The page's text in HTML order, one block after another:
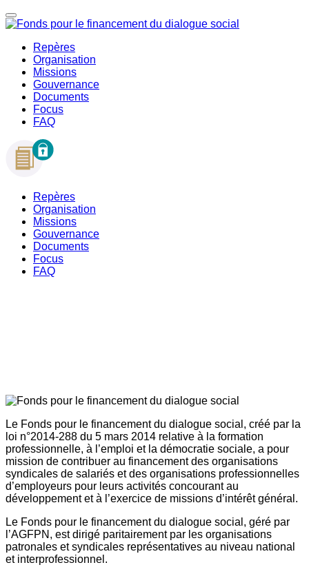
Repères
Organisation
Missions
Gouvernance
Documents
Focus
FAQ
Repères
Organisation
Missions
Gouvernance
Documents
Focus
FAQ
Le Fonds pour le financement du dialogue social, créé par la
loi n°2014-288 du 5 mars 2014 relative à la formation
professionnelle, à l’emploi et la démocratie sociale, a pour
mission de contribuer au financement des organisations
syndicales de salariés et des organisations professionnelles
d’employeurs pour leurs activités concourant au
développement et à l’exercice de missions d’intérêt général.
Le Fonds pour le financement du dialogue social, géré par
l’AGFPN, est dirigé paritairement par les organisations
patronales et syndicales représentatives au niveau national
et interprofessionnel.